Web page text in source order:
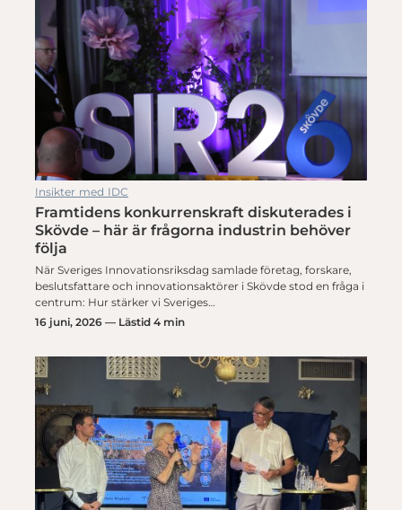
Insikter med IDC
Framtidens konkurrenskraft diskuterades i
Skövde – här är frågorna industrin behöver
följa
När Sveriges Innovationsriksdag samlade företag, forskare,
beslutsfattare och innovationsaktörer i Skövde stod en fråga i
centrum: Hur stärker vi Sveriges…
16 juni, 2026 — Lästid 4 min